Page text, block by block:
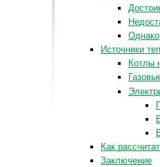
Однако
Источники
Котлы
Как
Заключение